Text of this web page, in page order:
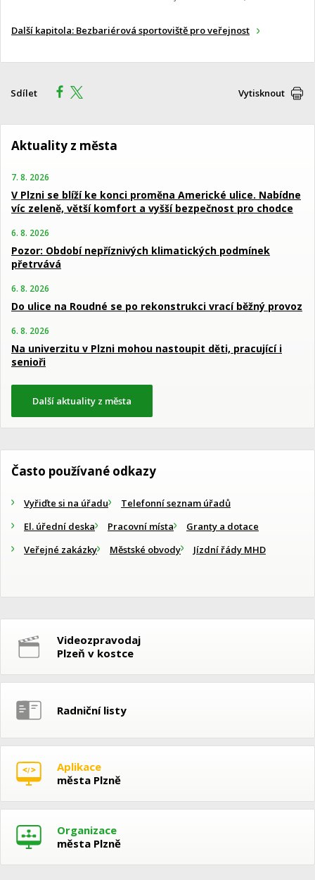
Další kapitola: Bezbariérová sportoviště pro veřejnost
Sdílet Vytisknout
Aktuality z města
7. 8. 2026
V Plzni se blíží ke konci proměna Americké ulice. Nabídne
víc zeleně, větší komfort a vyšší bezpečnost pro chodce
6. 8. 2026
Pozor: Období nepříznivých klimatických podmínek
přetrvává
6. 8. 2026
Do ulice na Roudné se po rekonstrukci vrací běžný provoz
6. 8. 2026
Na univerzitu v Plzni mohou nastoupit děti, pracující i
senioři
Další aktuality z města
Často používané odkazy
Vyřiďte si na úřadu
Telefonní seznam úřadů
El. úřední deska
Pracovní místa
Granty a dotace
Veřejné zakázky
Městské obvody Jízdní řády MHD
Videozpravodaj
Plzeň v kostce
Radniční listy
Aplikace
města Plzně
Organizace
města Plzně